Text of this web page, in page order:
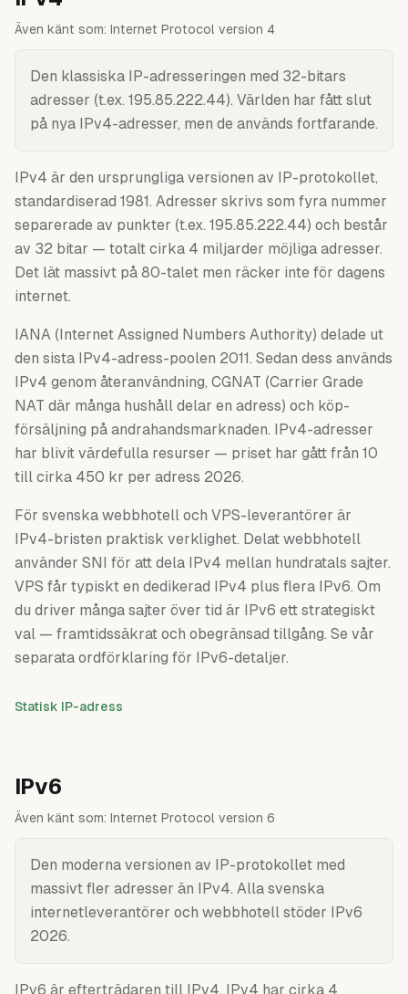
Även känt som: Internet Protocol version 4
Den klassiska IP-adresseringen med 32-bitars
adresser (t.ex. 195.85.222.44). Världen har fått slut
på nya IPv4-adresser, men de används fortfarande.
IPv4 är den ursprungliga versionen av IP-protokollet,
standardiserad 1981. Adresser skrivs som fyra nummer
separerade av punkter (t.ex. 195.85.222.44) och består
av 32 bitar — totalt cirka 4 miljarder möjliga adresser.
Det lät massivt på 80-talet men räcker inte för dagens
internet.
IANA (Internet Assigned Numbers Authority) delade ut
den sista IPv4-adress-poolen 2011. Sedan dess används
IPv4 genom återanvändning, CGNAT (Carrier Grade
NAT där många hushåll delar en adress) och köp-
försäljning på andrahandsmarknaden. IPv4-adresser
har blivit värdefulla resurser — priset har gått från 10
till cirka 450 kr per adress 2026.
För svenska webbhotell och VPS-leverantörer är
IPv4-bristen praktisk verklighet. Delat webbhotell
använder SNI för att dela IPv4 mellan hundratals sajter.
VPS får typiskt en dedikerad IPv4 plus flera IPv6. Om
du driver många sajter över tid är IPv6 ett strategiskt
val — framtidssäkrat och obegränsad tillgång. Se vår
separata ordförklaring för IPv6-detaljer.
Statisk IP-adress
IPv6
Även känt som: Internet Protocol version 6
Den moderna versionen av IP-protokollet med
massivt fler adresser än IPv4. Alla svenska
internetleverantörer och webbhotell stöder IPv6
2026.
IPv6 är efterträdaren till IPv4. IPv4 har cirka 4